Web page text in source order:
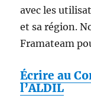
avec les
et sa région.
Framateam
Écrire au
l’ALDIL